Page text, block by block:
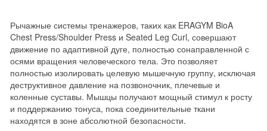
Рычажные системы тренажеров, таких как ERAGYM BioA
Chest Press/Shoulder Press и Seated Leg Curl, совершают
движение по адаптивной дуге, полностью сонаправленной с
осями вращения человеческого тела. Это позволяет
полностью изолировать целевую мышечную группу, исключая
деструктивное давление на позвоночник, плечевые и
коленные суставы. Мышцы получают мощный стимул к росту
и поддержанию тонуса, пока соединительные ткани
находятся в зоне абсолютной безопасности.